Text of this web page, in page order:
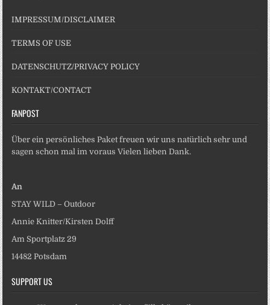
IMPRESSUM/DISCLAIMER
TERMS OF USE
DATENSCHUTZ/PRIVACY POLICY
KONTAKT/CONTACT
FANPOST
Über ein persönliches Paket freuen wir uns natürlich sehr und
sagen schon mal im voraus Vielen lieben Dank.
An
STAY WILD – Outdoor
Annie Knitter/Kirsten Dolff
Am Sportplatz 29
14482 Potsdam
SUPPORT US